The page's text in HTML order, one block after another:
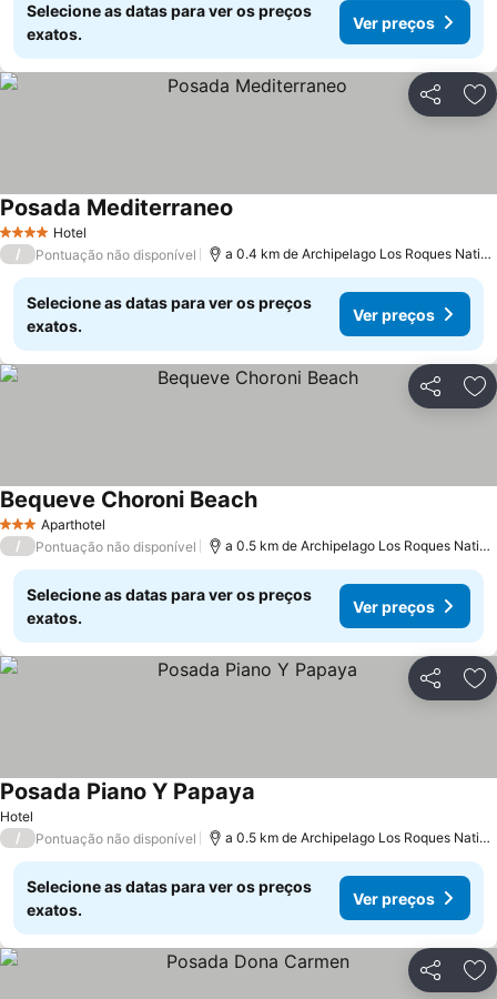
Selecione as datas para ver os preços
exatos.
Ver preços
Partilhar
4 EstrelasHotel
Posada Mediterraneo
/ Pontuação não disponível a 0.4 km de Archipelago Los Roques National Park
Selecione as datas para ver os preços
exatos.
Ver preços
Partilhar
3 EstrelasAparthotel
Bequeve Choroni Beach
/ Pontuação não disponível a 0.5 km de Archipelago Los Roques National Park
Selecione as datas para ver os preços
exatos.
Ver preços
Partilhar
Hotel
Posada Piano Y Papaya
/ Pontuação não disponível a 0.5 km de Archipelago Los Roques National Park
Selecione as datas para ver os preços
exatos.
Ver preços
Partilhar